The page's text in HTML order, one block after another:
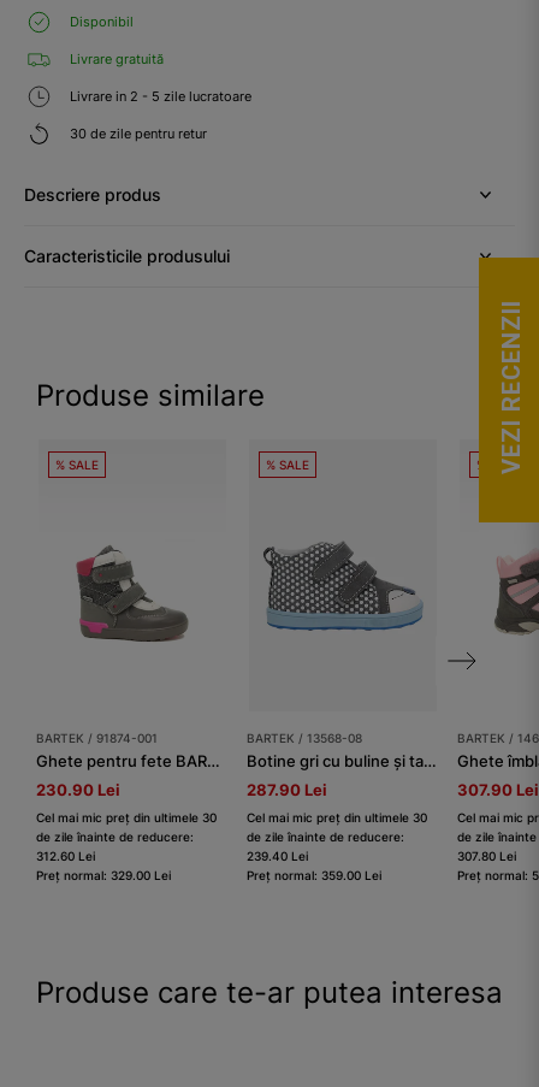
Disponibil
Livrare gratuită
Livrare in 2 - 5 zile lucratoare
30 de zile pentru retur
Descriere produs
Caracteristicile produsului
Produse similare
% SALE
BARTEK / 91874-001
Ghete pentru fete BARTEK 91874-001,gri
230.90 Lei
Cel mai mic preț din ultimele 30
de zile înainte de reducere:
312.60 Lei
Preț normal: 329.00 Lei
% SALE
BARTEK / 13568-08
Botine gri cu buline și talpă albastră BARTEK 13568-08
287.90 Lei
Cel mai mic preț din ultimele 30
de zile înainte de reducere:
239.40 Lei
Preț normal: 359.00 Lei
% SALE
BARTEK /
307.90 Lei
Cel mai mic
de zile
307.80 Lei
Preț normal:
Produse care te-ar putea interesa
VEZI RECENZII